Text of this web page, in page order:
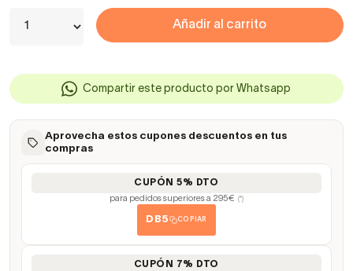
Añadir al carrito
Compartir este producto por Whatsapp
Aprovecha estos cupones descuentos en tus
compras
CUPÓN 5% DTO
para pedidos superiores a 295€ (*)
DB5 COPIAR
CUPÓN 7% DTO